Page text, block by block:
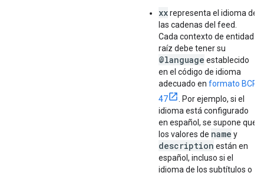
xxrepresenta el idioma de
las cadenas del feed.
Cada contexto de entidad
raíz debe tener su
@language establecido
en el código de idioma
adecuado en formato BCP
47
. Por ejemplo, si el
idioma está configurado
en español, se supone que
los valores de name y
description están en
español, incluso si el
idioma de los subtítulos o